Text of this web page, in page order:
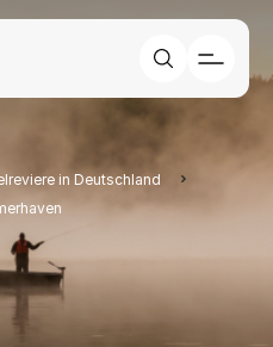
in Deutschland